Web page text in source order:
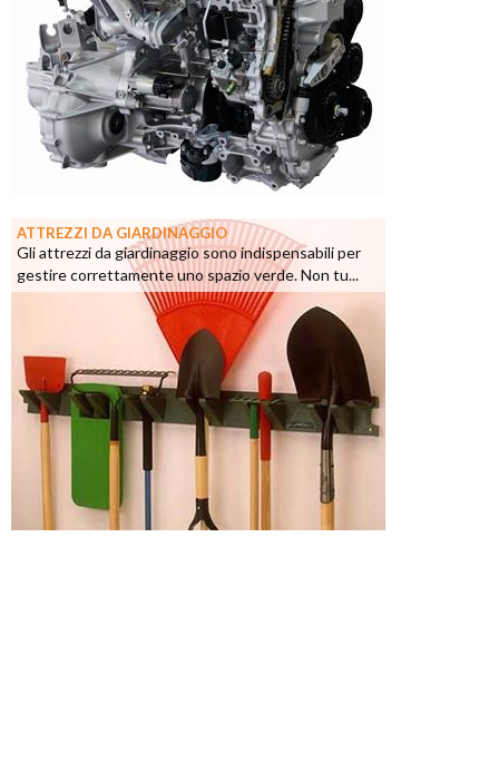
ATTREZZI DA GIARDINAGGIO
Gli attrezzi da giardinaggio sono indispensabili per
gestire correttamente uno spazio verde. Non tu...